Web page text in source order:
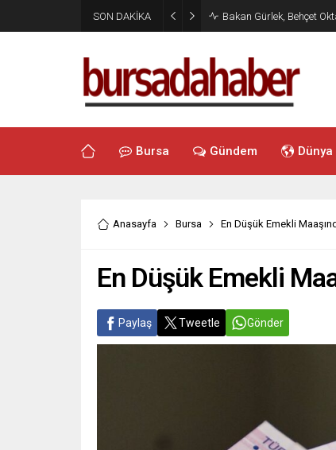
SON DAKİKA Bakan Gürlek, Behçet
Bursa Gündem Dünya
Anasayfa Bursa En Düşük Emekli
En Düşük Emekli
Paylaş Tweetle Gönder